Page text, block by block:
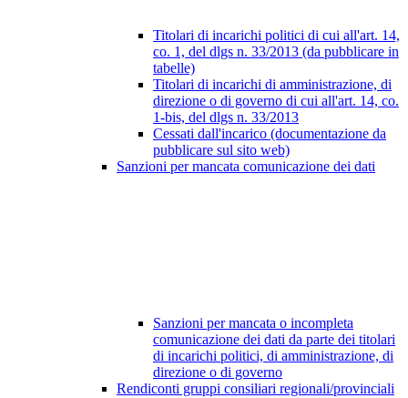
Titolari di incarichi politici di cui all'art. 14,
co. 1, del dlgs n. 33/2013 (da pubblicare in
tabelle)
Titolari di incarichi di amministrazione, di
direzione o di governo di cui all'art. 14, co.
1-bis, del dlgs n. 33/2013
Cessati dall'incarico (documentazione da
pubblicare sul sito web)
Sanzioni per mancata comunicazione dei dati
Sanzioni per mancata o incompleta
comunicazione dei dati da parte dei titolari
di incarichi politici, di amministrazione, di
direzione o di governo
Rendiconti gruppi consiliari regionali/provinciali